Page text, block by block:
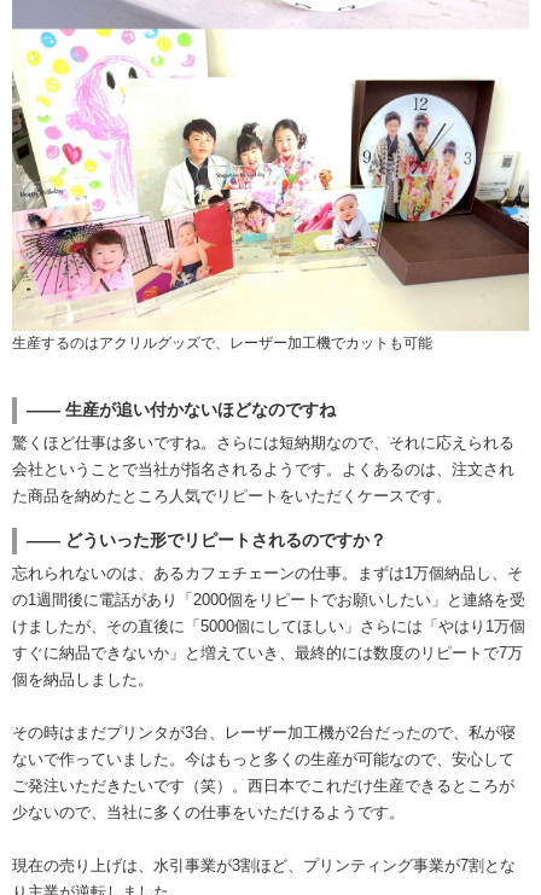
生産するのはアクリルグッズで、レーザー加工機でカットも可能
―― 生産が追い付かないほどなのですね
驚くほど仕事は多いですね。さらには短納期なので、それに応えられる
会社ということで当社が指名されるようです。よくあるのは、注文され
た商品を納めたところ人気でリピートをいただくケースです。
―― どういった形でリピートされるのですか？
忘れられないのは、あるカフェチェーンの仕事。まずは1万個納品し、そ
の1週間後に電話があり「2000個をリピートでお願いしたい」と連絡を受
けましたが、その直後に「5000個にしてほしい」さらには「やはり1万個
すぐに納品できないか」と増えていき、最終的には数度のリピートで7万
個を納品しました。
その時はまだプリンタが3台、レーザー加工機が2台だったので、私が寝
ないで作っていました。今はもっと多くの生産が可能なので、安心して
ご発注いただきたいです（笑）。西日本でこれだけ生産できるところが
少ないので、当社に多くの仕事をいただけるようです。
現在の売り上げは、水引事業が3割ほど、プリンティング事業が7割とな